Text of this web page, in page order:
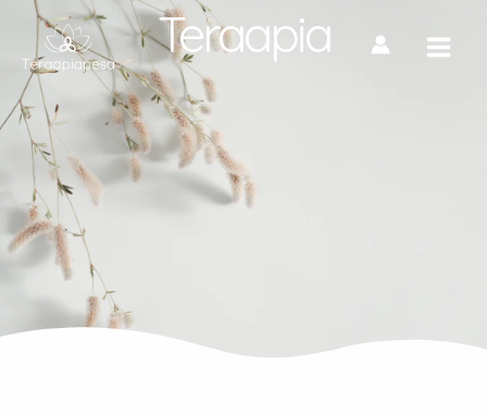
content
Teraapia